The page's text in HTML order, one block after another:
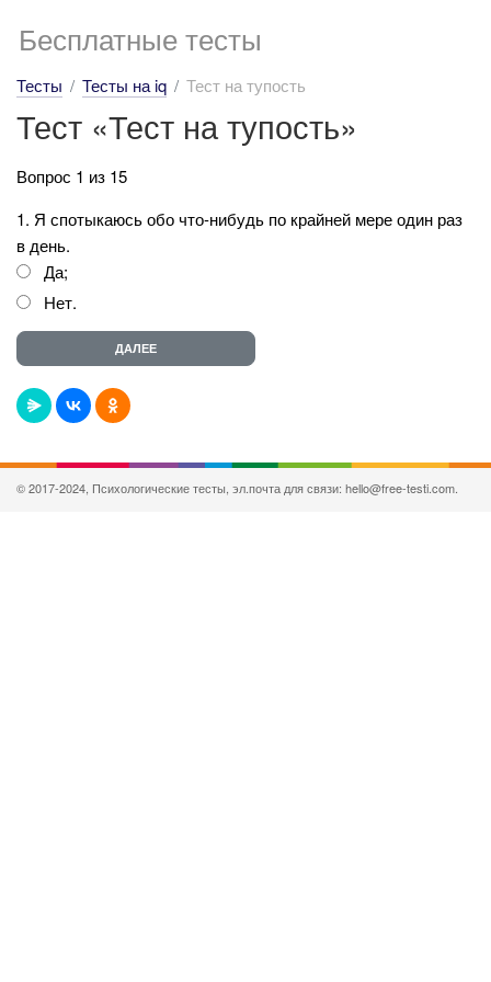
Бесплатные тесты
Тесты Тесты на iq Тест на тупость
Тест «Тест на тупость»
Вопрос 1 из 15
1. Я спотыкаюсь обо что-нибудь по крайней мере один раз
в день.
Да;
Нет.
© 2017-2024, Психологические тесты, эл.почта для связи: hello@free-testi.com.